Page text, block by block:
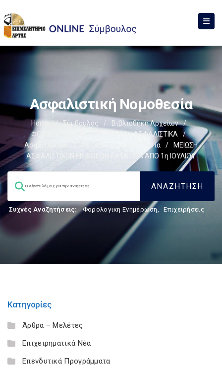
Ασφαλιστική Νομοθεσία
Home / Σύμβουλος / Βιβλιοθήκη Αρχείων
/
ΦΟΡΟΛΟΓΙΣΤΙΚΑ
ΕΡΓΑΤΙΚΑ - ΑΣΦΑΛΙΣΤΙΚΑ
/
Ασφαλιστικά
Ασφαλιστική Νομοθεσία /
ΜΕΙΩΣΗ
ΑΣΦΑΛΙΣΤΙΚΩΝ ΕΙΣΦΟΡΩΝ ΚΑΤΑ 10% ΑΠΟ 1η ΙΟΥΛΙΟΥ
Συχνές Αναζητήσεις: Φορολογικη Ενημέρωση, Επιχειρήσεις
Κατηγορίες
Άρθρα – Μελέτες
Επιχειρηματικά Νέα
Επενδυτικά Προγράμματα